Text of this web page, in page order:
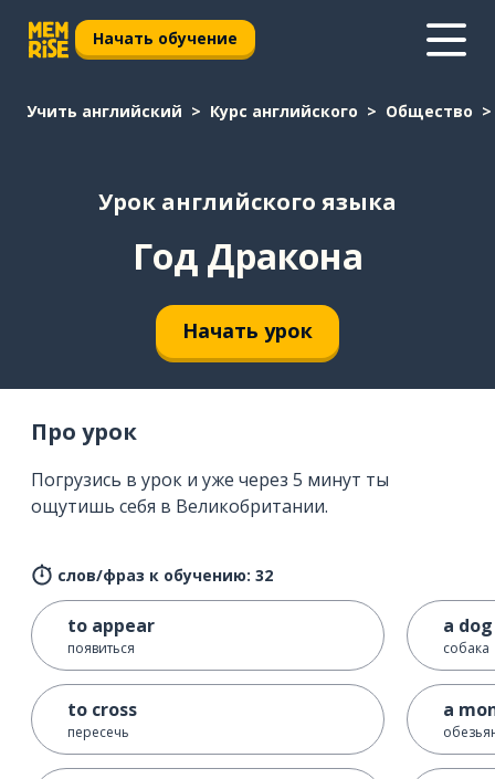
Начать обучение
Учить английский Курс английского Общество
Урок английского языка
Год Дракона
Начать урок
Про урок
Погрузись в урок и уже через 5 минут ты
ощутишь себя в Великобритании.
слов/фраз к обучению: 32
to appear
появиться
to cross
пересечь
a dog
собака
a